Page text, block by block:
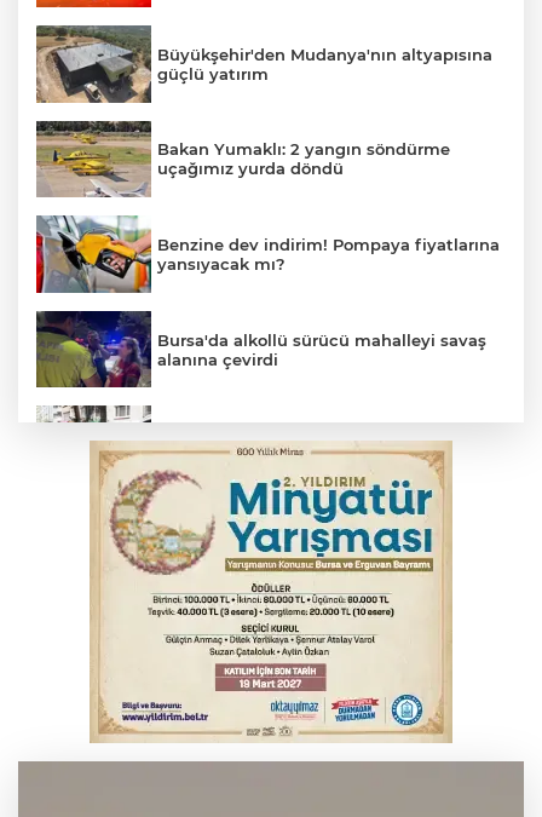
Büyükşehir'den Mudanya'nın altyapısına
güçlü yatırım
Bakan Yumaklı: 2 yangın söndürme
uçağımız yurda döndü
Benzine dev indirim! Pompaya fiyatlarına
yansıyacak mı?
Bursa'da alkollü sürücü mahalleyi savaş
alanına çevirdi
Osmangazi’de kaldırım işgaline geçit yok
Serbest piyasada altın fiyatları...
Serbest piyasada döviz fiyatları
Suriye'de 14 yıl sonra bir ilk